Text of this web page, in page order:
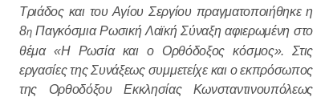
Τριάδος και του Αγίου Σεργίου πραγματοποιήθηκε η
8ηΠαγκόσμια Ρωσική Λαϊκή Σύναξη αφιερωμένη στο
θέμα «Η Ρωσία και ο Ορθόδοξος κόσμος». Στις
εργασίες της Συνάξεως συμμετείχε και ο εκπρόσωπος
της Ορθοδόξου Εκκλησίας Κωνσταντινουπόλεως